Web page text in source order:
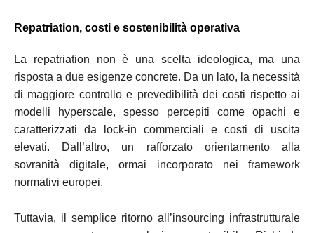
Repatriation, costi e sostenibilità operativa
La repatriation non è una scelta ideologica, ma una
risposta a due esigenze concrete. Da un lato, la necessità
di maggiore controllo e prevedibilità dei costi rispetto ai
modelli hyperscale, spesso percepiti come opachi e
caratterizzati da lock-in commerciali e costi di uscita
elevati. Dall’altro, un rafforzato orientamento alla
sovranità digitale, ormai incorporato nei framework
normativi europei.
Tuttavia, il semplice ritorno all’insourcing infrastrutturale